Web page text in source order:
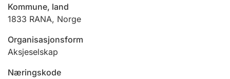
Ektepaktveileder
Kommune, land
1833 RANA, Norge
Organisasjonsform
Aksjeselskap
Næringskode